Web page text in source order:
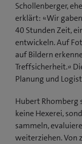
Schollenberger,
erklärt: «Wir
40 Stunden Zeit,
entwickeln. Auf
auf Bildern
Treffsicherheit.»
Planung und
Hubert Rhomberg
keine Hexerei,
sammeln,
weiterziehen. Von